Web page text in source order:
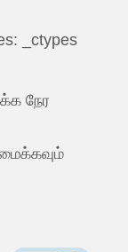
_ctypes
நேர